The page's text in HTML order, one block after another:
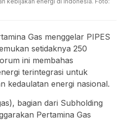
Gas menggelar PIPES
setidaknya 250
ini membahas
terintegrasi untuk
kedaulatan energi nasional.
bagian dari Subholding
Pertamina Gas